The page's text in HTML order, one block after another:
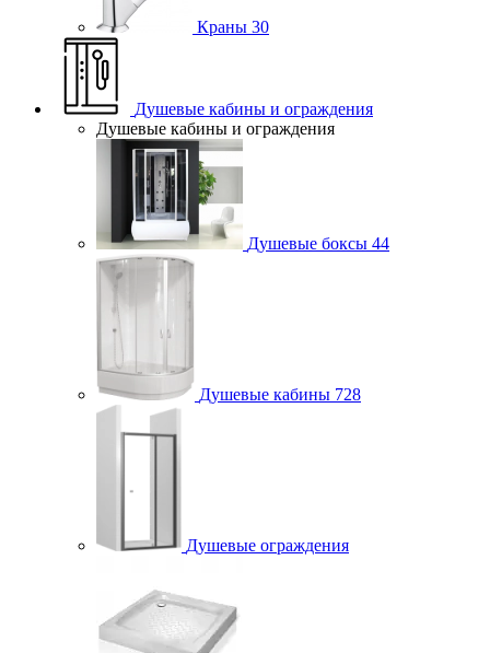
Краны 30
Душевые кабины и ограждения
Душевые кабины и ограждения
Душевые боксы 44
Душевые кабины 728
Душевые ограждения